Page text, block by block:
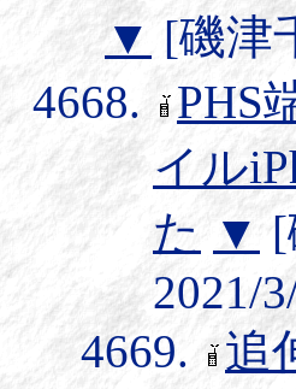
▼ [磯津
PHS
イル
た ▼
2021/
追